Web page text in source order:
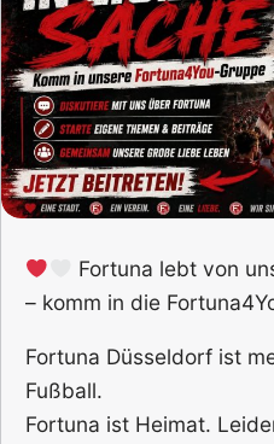
Fortuna lebt von
– komm in die
Fortuna Düsseldorf ist
Fußball.
Fortuna ist Heimat.